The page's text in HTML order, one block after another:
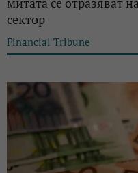
сектор
Financial Tribune